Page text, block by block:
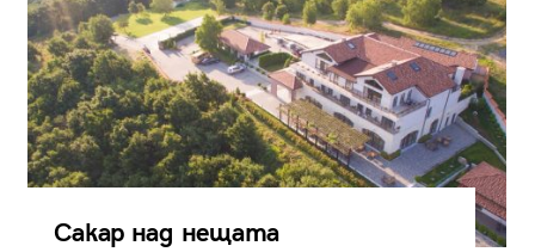
Сакар над нещата